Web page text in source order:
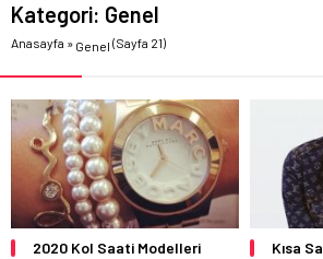
Kategori: Genel
Anasayfa » Genel (Sayfa 21)
2020 Kol Saati Modelleri
Kısa